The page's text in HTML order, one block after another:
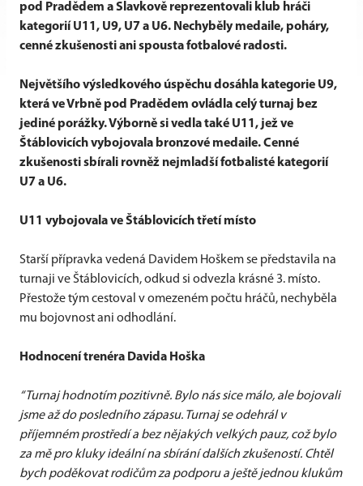
pod Pradědem a Slavkově reprezentovali klub hráči
kategorií U11, U9, U7 a U6. Nechyběly medaile, poháry,
cenné zkušenosti ani spousta fotbalové radosti.
Největšího výsledkového úspěchu dosáhla kategorie U9,
která ve Vrbně pod Pradědem ovládla celý turnaj bez
jediné porážky. Výborně si vedla také U11, jež ve
Štáblovicích vybojovala bronzové medaile. Cenné
zkušenosti sbírali rovněž nejmladší fotbalisté kategorií
U7 a U6.
U11 vybojovala ve Štáblovicích třetí místo
Starší přípravka vedená Davidem Hoškem se představila na
turnaji ve Štáblovicích, odkud si odvezla krásné 3. místo.
Přestože tým cestoval v omezeném počtu hráčů, nechyběla
mu bojovnost ani odhodlání.
Hodnocení trenéra Davida Hoška
“Turnaj hodnotím pozitivně. Bylo nás sice málo, ale bojovali
jsme až do posledního zápasu. Turnaj se odehrál v
příjemném prostředí a bez nějakých velkých pauz, což bylo
za mě pro kluky ideální na sbírání dalších zkušeností. Chtěl
bych poděkovat rodičům za podporu a ještě jednou klukům